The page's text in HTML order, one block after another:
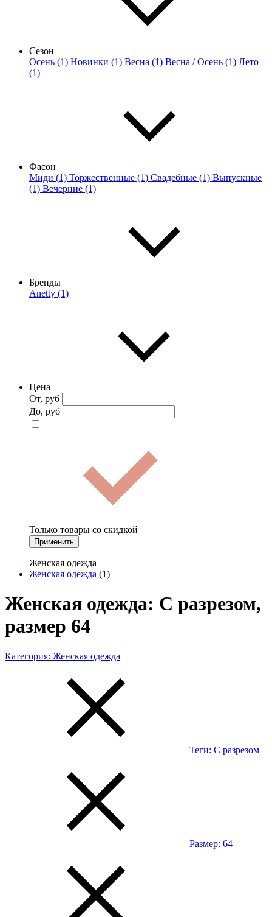
Сезон
Осень (1) Новинки (1) Весна (1) Весна / Осень (1) Лето
(1)
Фасон
Миди (1) Торжественные (1) Свадебные (1) Выпускные
(1) Вечерние (1)
Бренды
Anetty (1)
Цена
От, руб
До, руб
Только товары со скидкой
Применить
Женская одежда
Женская одежда (1)
Женская одежда: С разрезом,
размер 64
Категория: Женская одежда
Теги: С разрезом
Размер: 64